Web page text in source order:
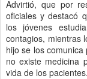
Advirtió, que por
oficiales y destacó
los jóvenes
contagios, mientras
hijo se los
no existe medicina
vida de los pacientes.